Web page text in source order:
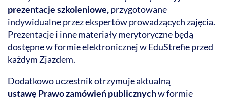
prezentacje szkoleniowe,przygotowane
indywidualne przez ekspertów prowadzących zajęcia.
Prezentacje i inne materiały merytoryczne będą
dostępne w formie elektronicznej w EduStrefie przed
każdym Zjazdem.
Dodatkowo uczestnik otrzymuje aktualną
ustawę Prawo zamówień publicznychw formie